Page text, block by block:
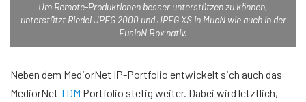
Um Remote-Produktionen besser unterstützen zu können,
unterstützt Riedel JPEG 2000 und JPEG XS in MuoN wie auch in der
FusioN Box nativ.
Neben dem MediorNet IP-Portfolio entwickelt sich auch das
MediorNet TDM Portfolio stetig weiter. Dabei wird letztlich,